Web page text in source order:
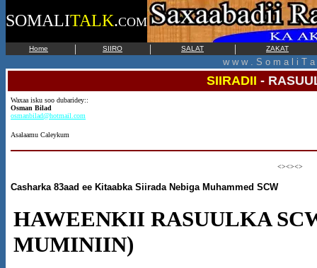
SOMALITALK.COM
Home | SIIRO | SALAT | ZAKAT
w w w . S o m a l i T
SIIRADII -
Waxaa isku soo dubaridey::
Osman Bilad
osmanbilad@hotmail.com
Asalaamu Caleykum
<><><>
Casharka 83aad ee Kitaabka Siirada Nebiga Muhammed SCW
HAWEENKII RASUULKA
MUMINIIN)